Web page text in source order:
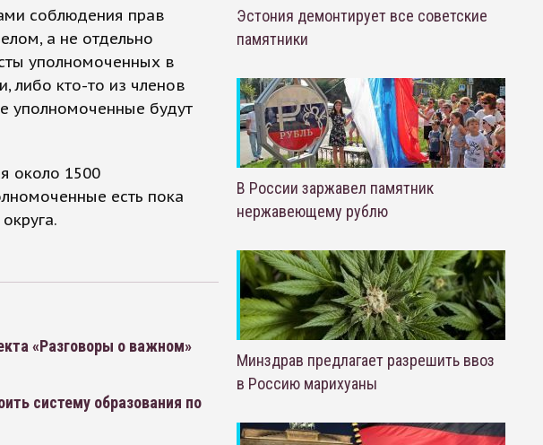
соблюдения прав
а не отдельно
уполномоченных в
либо кто-то из членов
уполномоченные будут
около 1500
есть пока
«Разговоры о важном»
систему образования по
Эстония демонтирует все советские
памятники
В России заржавел памятник
нержавеющему рублю
Минздрав предлагает разрешить ввоз
в Россию марихуаны